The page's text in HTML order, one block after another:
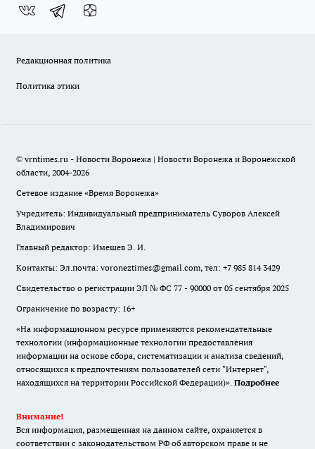
Редакционная политика
Политика этики
© vrntimes.ru - Новости Воронежа | Новости Воронежа и Воронежской
области, 2004-2026
Сетевое издание «Время Воронежа»
Учредитель: Индивидуальный предприниматель Суворов Алексей
Владимирович
Главный редактор: Имешев Э. И.
Контакты: Эл.почта: voroneztimes@gmail.com, тел: +7 985 814 3429
Свидетельство о регистрации ЭЛ № ФС 77 - 90000 от 05 сентября 2025
Ограничение по возрасту: 16+
«На информационном ресурсе применяются рекомендательные
технологии (информационные технологии предоставления
информации на основе сбора, систематизации и анализа сведений,
относящихся к предпочтениям пользователей сети "Интернет",
находящихся на территории Российской Федерации)». Подробнее
Внимание!
Вся информация, размещенная на данном сайте, охраняется в
соответствии с законодательством РФ об авторском праве и не